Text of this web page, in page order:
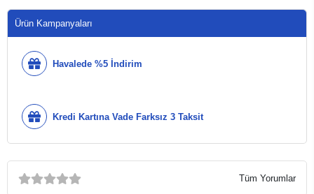
Ürün Kampanyaları
Havalede %5 İndirim
Kredi Kartına Vade Farksız 3 Taksit
Tüm Yorumlar